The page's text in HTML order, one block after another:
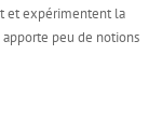
et expérimentent la
peu de notions